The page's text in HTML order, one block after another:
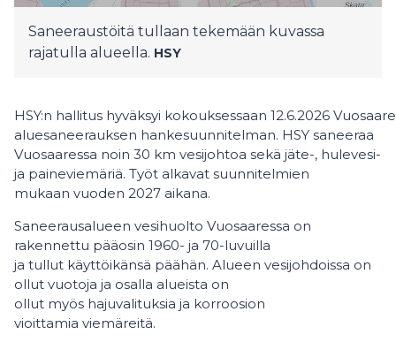
Saneeraustöitä tullaan tekemään kuvassa
rajatulla alueella. HSY
HSY:n hallitus hyväksyi kokouksessaan 12.6.2026
aluesaneerauksen hankesuunnitelman. HSY saneeraa
Vuosaaressa noin 30 km vesijohtoa sekä jäte-, hulevesi-
ja paineviemäriä. Työt alkavat suunnitelmien
mukaan vuoden 2027 aikana.
Saneerausalueen vesihuolto Vuosaaressa on
rakennettu pääosin 1960- ja 70-luvuilla
ja tullut käyttöikänsä päähän. Alueen vesijohdoissa on
ollut vuotoja ja osalla alueista on
ollut myös hajuvalituksia ja korroosion
vioittamia viemäreitä.